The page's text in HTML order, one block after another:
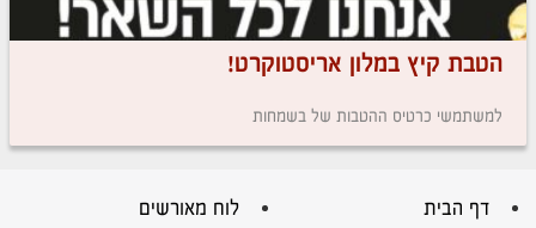
הטבת קיץ במלון אריסטוקרט!
למשתמשי כרטיס ההטבות של בשמחות
דף הבית לוח מאורשים